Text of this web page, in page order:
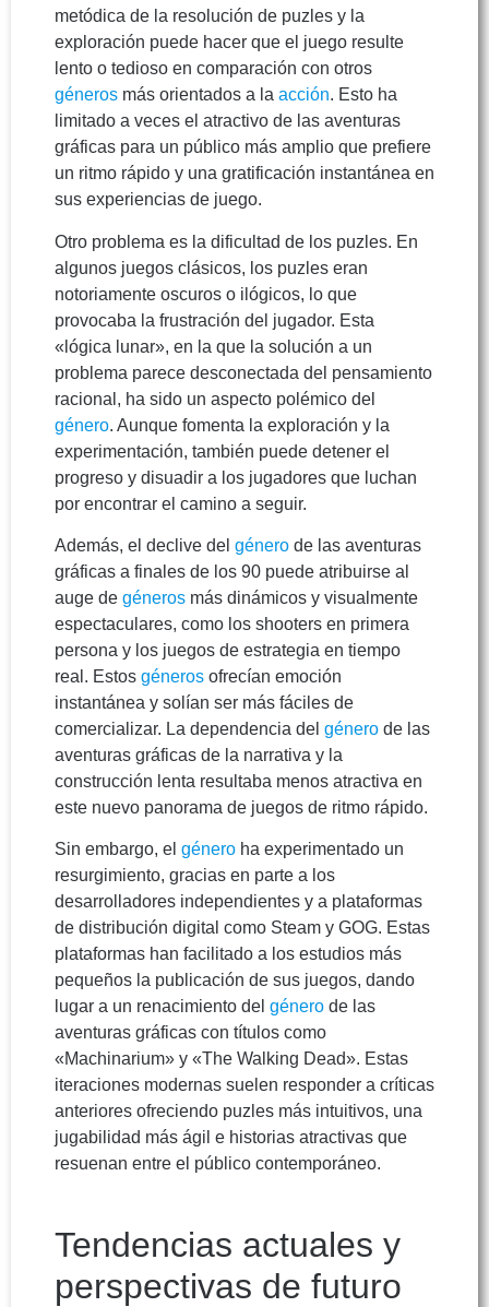
metódica de la resolución de puzles y la
exploración puede hacer que el juego resulte
lento o tedioso en comparación con otros
géneros más orientados a la acción. Esto ha
limitado a veces el atractivo de las aventuras
gráficas para un público más amplio que prefiere
un ritmo rápido y una gratificación instantánea en
sus experiencias de juego.
Otro problema es la dificultad de los puzles. En
algunos juegos clásicos, los puzles eran
notoriamente oscuros o ilógicos, lo que
provocaba la frustración del jugador. Esta
«lógica lunar», en la que la solución a un
problema parece desconectada del pensamiento
racional, ha sido un aspecto polémico del
género. Aunque fomenta la exploración y la
experimentación, también puede detener el
progreso y disuadir a los jugadores que luchan
por encontrar el camino a seguir.
Además, el declive del género de las aventuras
gráficas a finales de los 90 puede atribuirse al
auge de géneros más dinámicos y visualmente
espectaculares, como los shooters en primera
persona y los juegos de estrategia en tiempo
real. Estos géneros ofrecían emoción
instantánea y solían ser más fáciles de
comercializar. La dependencia del género de las
aventuras gráficas de la narrativa y la
construcción lenta resultaba menos atractiva en
este nuevo panorama de juegos de ritmo rápido.
Sin embargo, el género ha experimentado un
resurgimiento, gracias en parte a los
desarrolladores independientes y a plataformas
de distribución digital como Steam y GOG. Estas
plataformas han facilitado a los estudios más
pequeños la publicación de sus juegos, dando
lugar a un renacimiento del género de las
aventuras gráficas con títulos como
«Machinarium» y «The Walking Dead». Estas
iteraciones modernas suelen responder a críticas
anteriores ofreciendo puzles más intuitivos, una
jugabilidad más ágil e historias atractivas que
resuenan entre el público contemporáneo.
Tendencias actuales y
perspectivas de futuro